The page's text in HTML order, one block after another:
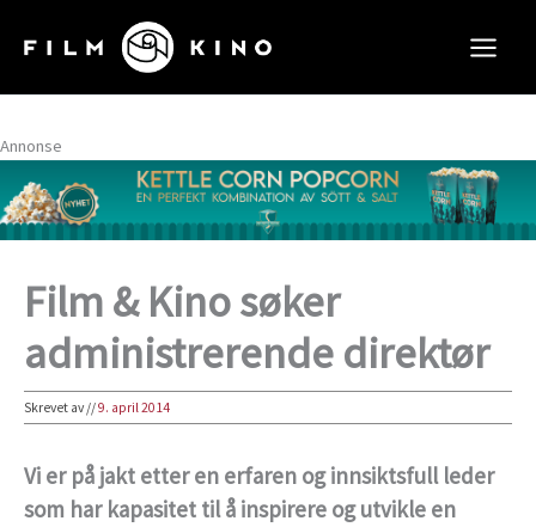
rett
innholdet
Annonse
Film & Kino søker
administrerende direktør
Skrevet av//9. april 2014
Vi er på jakt etter en erfaren og innsiktsfull leder
som har kapasitet til å inspirere og utvikle en